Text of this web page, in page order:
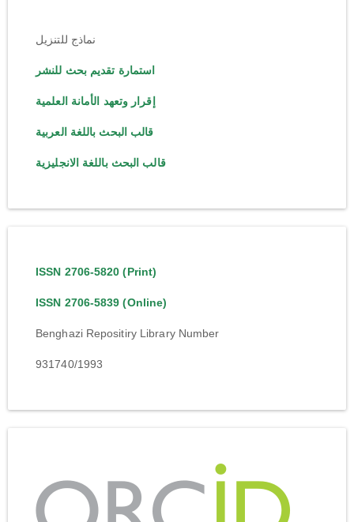
نماذج للتنزيل
استمارة تقديم بحث للنشر
إقرار وتعهد الأمانة العلمية
قالب البحث باللغة العربية
قالب البحث باللغة الانجليزية
ISSN 2706-5820 (Print)
ISSN 2706-5839 (Online)
Benghazi Repositiry Library Number
931740/1993